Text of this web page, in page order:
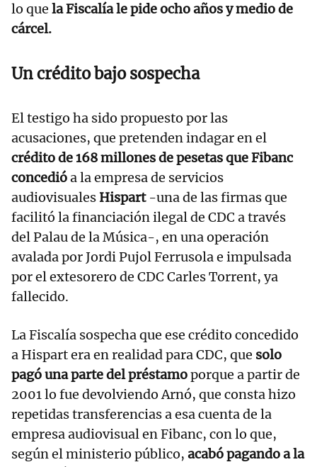
lo que la Fiscalía le pide ocho años y medio de
cárcel.
Un crédito bajo sospecha
El testigo ha sido propuesto por las
acusaciones, que pretenden indagar en el
crédito de 168 millones de pesetas que Fibanc
concedióa la empresa de servicios
audiovisuales Hispart -una de las firmas que
facilitó la financiación ilegal de CDC a través
del Palau de la Música-, en una operación
avalada por Jordi Pujol Ferrusola e impulsada
por el extesorero de CDC Carles Torrent, ya
fallecido.
La Fiscalía sospecha que ese crédito concedido
a Hispart era en realidad para CDC, que solo
pagó una parte del préstamoporque a partir de
2001 lo fue devolviendo Arnó, que consta hizo
repetidas transferencias a esa cuenta de la
empresa audiovisual en Fibanc, con lo que,
según el ministerio público, acabó pagando a la